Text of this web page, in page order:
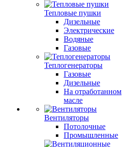
Тепловые пушки
Дизельные
Электрические
Водяные
Газовые
Теплогенераторы
Газовые
Дизельные
На отработанном
масле
Вентиляторы
Потолочные
Промышленные